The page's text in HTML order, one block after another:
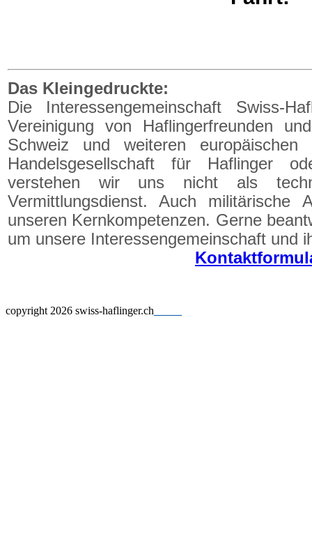
Das Kleingedruckte:
Die Interessengemeinschaft Swiss-
Vereinigung von Haflingerfreunden
Schweiz und weiteren
Handelsgesellschaft für Haflinger
verstehen wir uns nicht als
Vermittlungsdienst. Auch militärische
unseren Kernkompetenzen. Gerne
um unsere Interessengemeinschaft und
copyright 2026 swiss-haflinger.ch